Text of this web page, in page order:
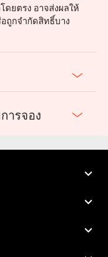
ดยตรง อาจส่งผลให้
ถูกจำกัดสิทธิ์บาง
ารจอง